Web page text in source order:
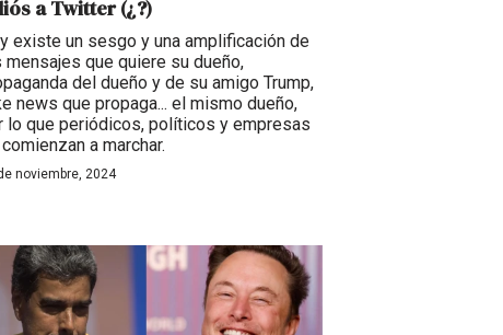
a Twitter (¿?)
existe un sesgo y una amplificación de
mensajes que quiere su dueño,
del dueño y de su amigo Trump,
news que propaga... el mismo dueño,
lo que periódicos, políticos y empresas
a marchar.
noviembre, 2024